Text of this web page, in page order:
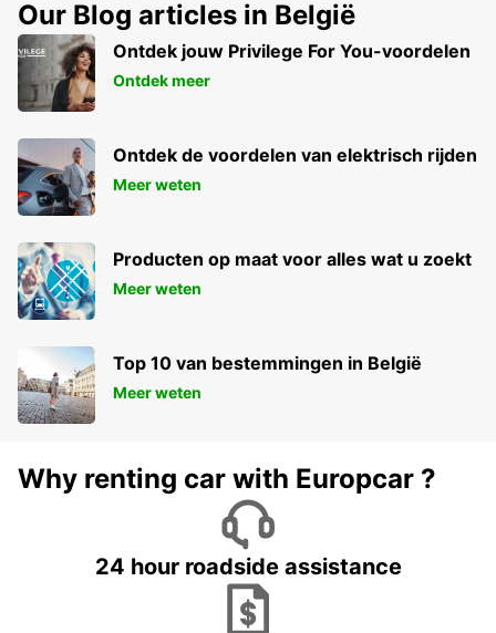
Our Blog articles in België
Ontdek jouw Privilege For You-voordelen
Ontdek meer
Ontdek de voordelen van elektrisch rijden
Meer weten
Producten op maat voor alles wat u zoekt
Meer weten
Top 10 van bestemmingen in België
Meer weten
Why renting car with Europcar ?
24 hour roadside assistance